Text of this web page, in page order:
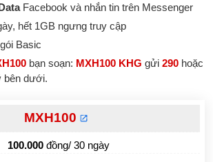
Facebook và nhắn tin trên Messenger
hết 1GB ngưng truy cập
Basic
bạn soạn: MXH100 KHG gửi290 hoặc
bên dưới.
MXH100
100.000đồng/ 30 ngày